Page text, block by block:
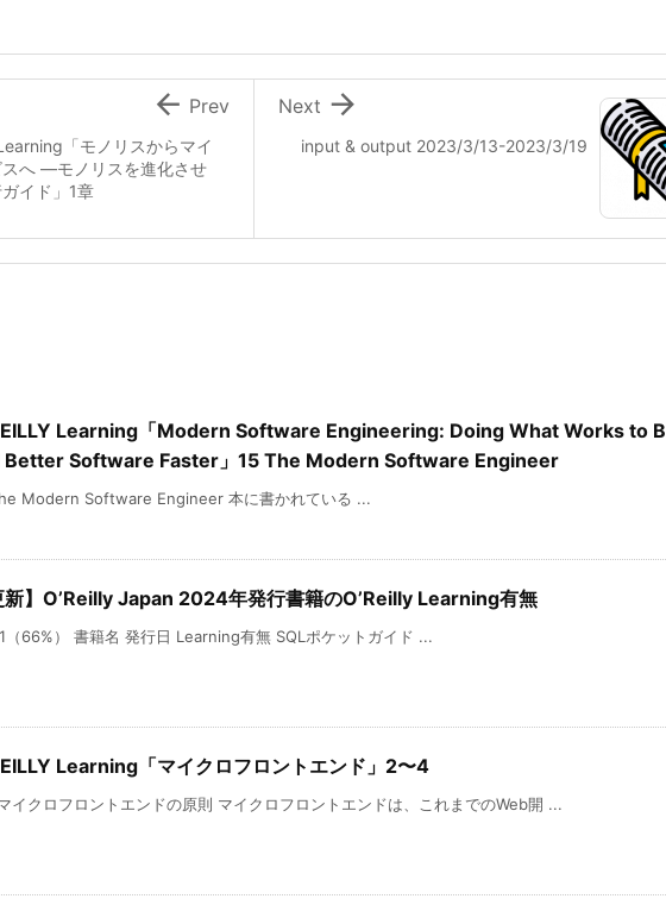
input & output 2023/3/13-2023/3/19

Next
「モノリスからマイ
スへ ―モノリスを進化させ
イド」1章
 Prev
Learning「Modern Software Engineering: Doing What Works to B
Better Software Faster」15 The Modern Software Engineer
Modern Software Engineer 本に書かれている ...
新】O’Reilly Japan 2024年発行書籍のO’Reilly Learning有無
（66%） 書籍名 発行日 Learning有無 SQLポケットガイド ...
Learning「マイクロフロントエンド」2〜4
イクロフロントエンドの原則 マイクロフロントエンドは、これまでのWeb開 ...